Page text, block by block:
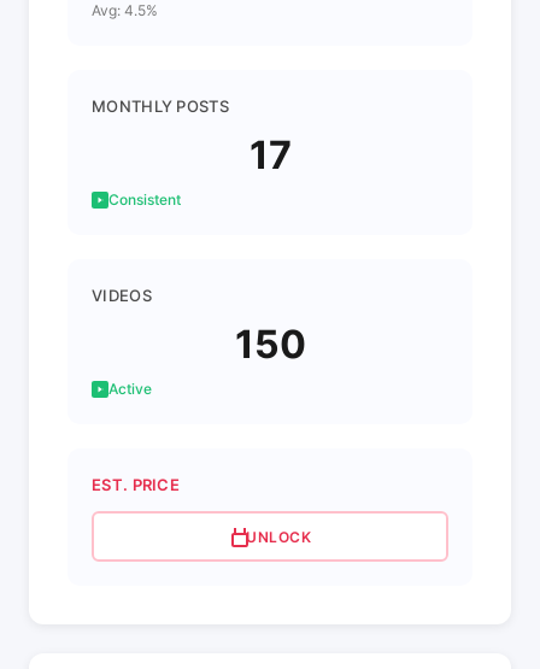
Avg: 4.5%
MONTHLY POSTS
17
Consistent
VIDEOS
150
Active
EST. PRICE
UNLOCK